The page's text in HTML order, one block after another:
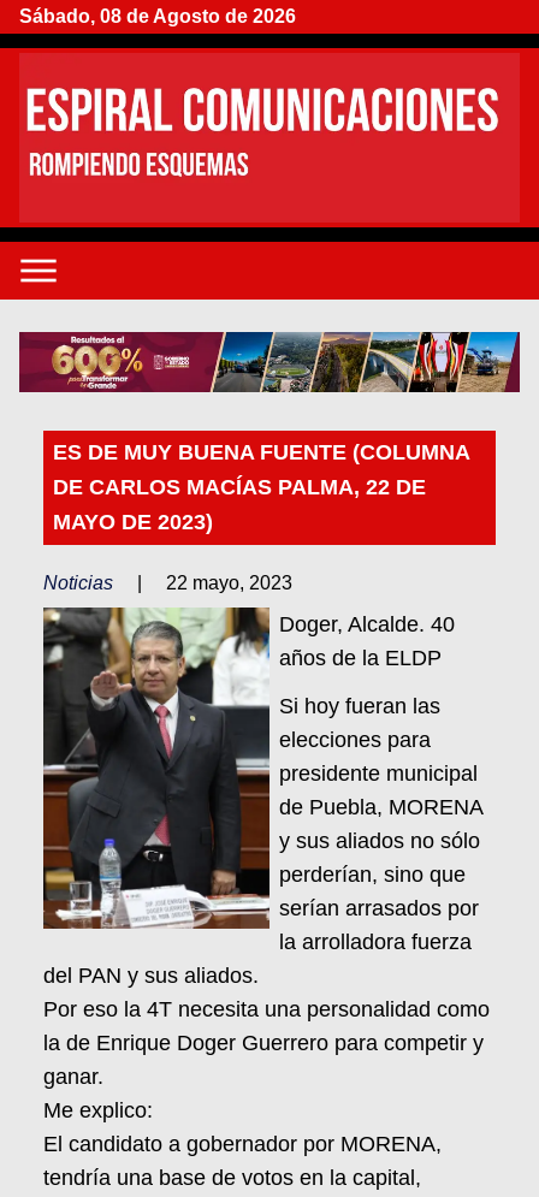
Sábado, 08 de Agosto de 2026
ES DE MUY BUENA FUENTE (COLUMNA
DE CARLOS MACÍAS PALMA, 22 DE
MAYO DE 2023)
Noticias 22 mayo, 2023
Doger, Alcalde. 40
años de la ELDP
Si hoy fueran las
elecciones para
presidente municipal
de Puebla, MORENA
y sus aliados no sólo
perderían, sino que
serían arrasados por
la arrolladora fuerza
del PAN y sus aliados.
Por eso la 4T necesita una personalidad como
la de Enrique Doger Guerrero para competir y
ganar.
Me explico:
El candidato a gobernador por MORENA,
tendría una base de votos en la capital,